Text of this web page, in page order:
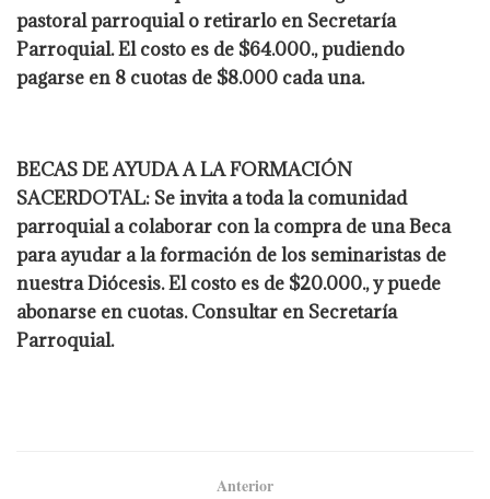
pastoral parroquial o retirarlo en Secretaría
Parroquial. El costo es de $64.000., pudiendo
pagarse en 8 cuotas de $8.000 cada una.
BECAS DE AYUDA A LA FORMACIÓN
SACERDOTAL: Se invita a toda la comunidad
parroquial a colaborar con la compra de una Beca
para ayudar a la formación de los seminaristas de
nuestra Diócesis. El costo es de $20.000., y puede
abonarse en cuotas. Consultar en Secretaría
Parroquial.
Anterior